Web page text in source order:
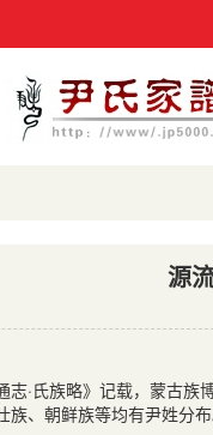
源
·氏族略》记载，蒙古
族、朝鲜族等均有尹姓分